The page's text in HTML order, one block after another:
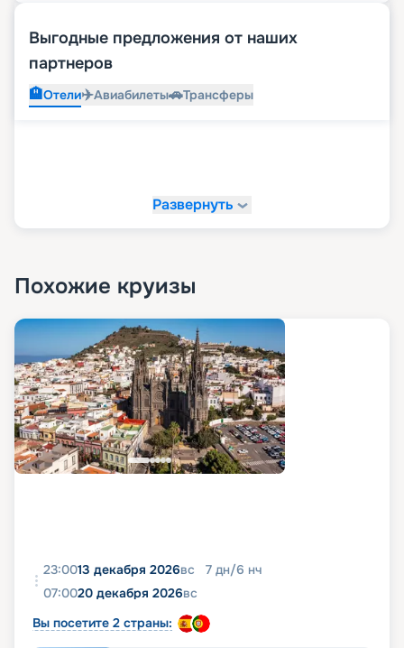
Выгодные предложения от наших
партнеров
🏨Отели✈️Авиабилеты🚗Трансферы
Развернуть
Похожие круизы
23:0013 декабря 2026вс 7 дн/6 нч
07:0020 декабря 2026вс
Вы посетите 2 страны: